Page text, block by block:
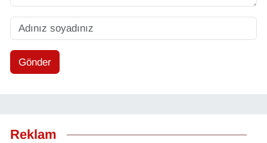
Gönder
Reklam